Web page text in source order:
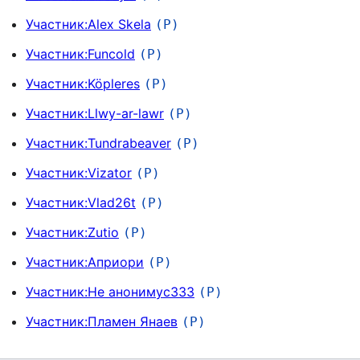
Участник:Alex Skela (Р)
Участник:Funcold (Р)
Участник:Köpleres (Р)
Участник:Llwy-ar-lawr (Р)
Участник:Tundrabeaver (Р)
Участник:Vizator (Р)
Участник:Vlad26t (Р)
Участник:Zutio (Р)
Участник:Априори (Р)
Участник:Не анонимус333 (Р)
Участник:Пламен Янаев (Р)